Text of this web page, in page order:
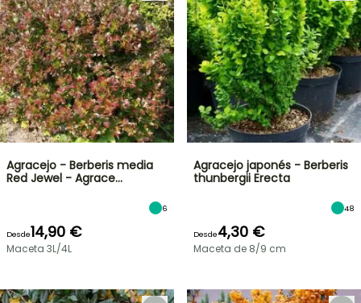
Agracejo - Berberis media
Red Jewel - Agrace…
6
Desde14,90 €
Maceta 3L/4L
Agracejo japonés - Berberis
thunbergii Erecta
48
Desde4,30 €
Maceta de 8/9 cm